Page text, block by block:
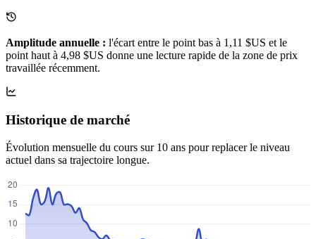
Amplitude annuelle : l'écart entre le point bas à 1,11 $US et le
point haut à 4,98 $US donne une lecture rapide de la zone de prix
travaillée récemment.
Historique de marché
Évolution mensuelle du cours sur 10 ans pour replacer le niveau
actuel dans sa trajectoire longue.